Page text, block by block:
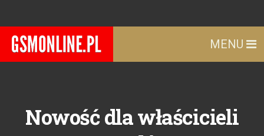
MENU
Nowość dla właścicieli